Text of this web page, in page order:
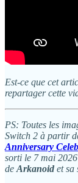
Est-ce que cet
repartager cette
PS: Toutes les
Switch 2 à partir
Anniversary
sorti le 7 mai
de Arkanoid et sa